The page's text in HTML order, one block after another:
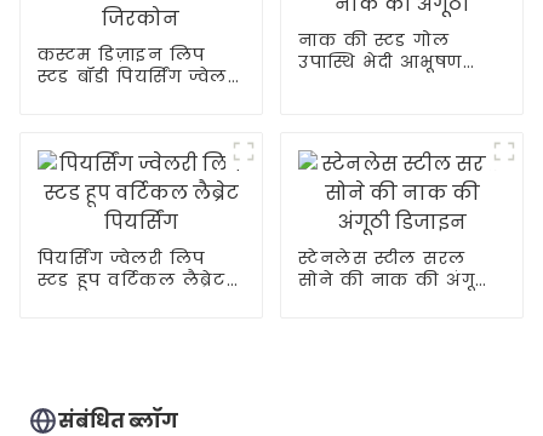
कस्टम डिज़ाइन लिप
स्टड बॉडी पियर्सिंग ज्वेलरी
नाक की स्टड गोल
उपास्थि भेदी आभूषण
पियर्सिंग ज्वेलरी लिप
स्टड हूप वर्टिकल लैब्रेट
स्टेनलेस स्टील सरल
सोने की नाक की अंगूठी
संबंधित ब्लॉग